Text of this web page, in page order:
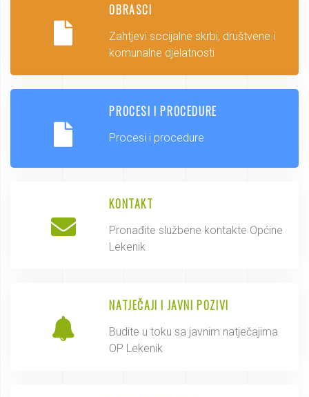
OBRASCI
Zahtjevi socijalne skrbi, društvene i
komunalne djelatnosti
PROCESI I PROCEDURE
Procesi i procedure
KONTAKT
Pronađite službene kontakte Općine
Lekenik
NATJEČAJI I JAVNI POZIVI
Budite u toku sa javnim natječajima
OP Lekenik